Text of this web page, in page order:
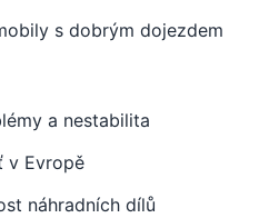
s dobrým dojezdem
a nestabilita
v Evropě
náhradních dílů